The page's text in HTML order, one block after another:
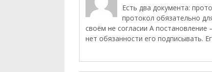
Есть два документа:
протокол обязательно
своём не согласии А
нет обязанности его подписывать.